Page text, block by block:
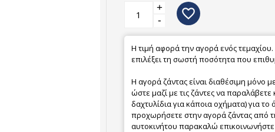
+
-
favorite_border
Η τιμή αφορά την αγορά ενός
επιλέξει τη σωστή ποσότητα που
Η αγορά ζάντας είναι διαθέσιμη μόνο
ώστε μαζί με τις ζάντες να παραλάβετε
δαχτυλίδια για κάποια οχήματα) για
προχωρήσετε στην αγορά ζάντας από
αυτοκινήτου παρακαλώ επικοινωνήστε